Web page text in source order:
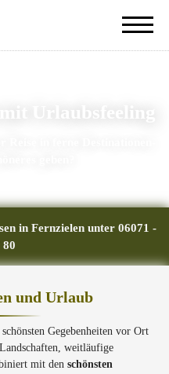
in Fernzielen unter 06071 -
80
und Urlaub
Gegebenheiten vor Ort
weitläufige
mit den schönsten